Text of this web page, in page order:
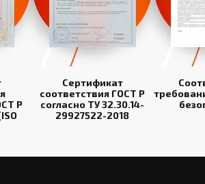
Р
Сертификат
соответствия ГОСТ Р
согласно ТУ 32.30.14-
29927522-2018